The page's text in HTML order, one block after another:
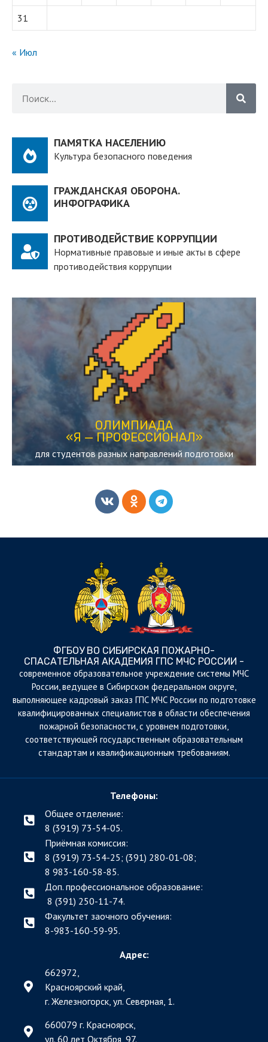
31
« Июл
ПАМЯТКА НАСЕЛЕНИЮ
Культура безопасного поведения
ГРАЖДАНСКАЯ ОБОРОНА.
ИНФОГРАФИКА
ПРОТИВОДЕЙСТВИЕ КОРРУПЦИИ
Нормативные правовые и иные акты в сфере
противодействия коррупции
ОЛИМПИАДА
«Я — ПРОФЕССИОНАЛ»
для студентов разных направлений подготовки
ОЛИМПИАДА
«Я — ПРОФЕССИОНАЛ»
студенческая олимпиада, рассчитанная на
действующих студентов вузов
ПЕРЕЙТИ
ФГБОУ ВО СИБИРСКАЯ ПОЖАРНО-
СПАСАТЕЛЬНАЯ АКАДЕМИЯ ГПС МЧС РОССИИ -
cовременное образовательное учреждение системы МЧС
России, ведущее в Сибирском федеральном округе,
выполняющее кадровый заказ ГПС МЧС России по подготовке
квалифицированных специалистов в области обеспечения
пожарной безопасности, с уровнем подготовки,
соответствующей государственным образовательным
стандартам и квалификационным требованиям.
Телефоны:
Общее отделение:
8 (3919) 73-54-05.
Приёмная комиссия:
8 (3919) 73-54-25; (391) 280-01-08;
8 983-160-58-85.
Доп. профессиональное образование:
8 (391) 250-11-74.
Факультет заочного обучения:
8-983-160-59-95.
Адрес:
662972,
Красноярский край,
г. Железногорск, ул. Северная, 1.
660079 г. Красноярск,
ул. 60 лет Октября, 97.